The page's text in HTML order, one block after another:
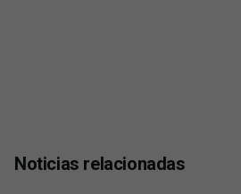
Noticias relacionadas